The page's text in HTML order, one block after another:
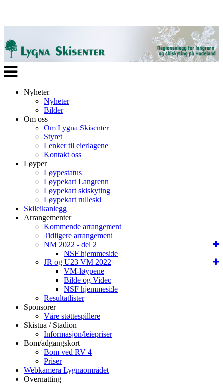
Veksle
navigasjon
Nyheter
Nyheter
Bilder
Om oss
Om Lygna Skisenter
Styret
Lenker til eierlagene
Kontakt oss
Løyper
Løypestatus
Løypekart Langrenn
Løypekart skiskyting
Løypekart rulleski
Skileikanlegg
Arrangementer
Kommende arrangement
Tidligere arrangement
NM 2022 - del 2
NSF hjemmeside
JR og U23 VM 2022
VM-løypene
Bilde og Video
NSF hjemmeside
Resultatlister
Sponsorer
Våre støttespillere
Skistua / Stadion
Informasjon/leiepriser
Bom/adgangskort
Bom ved RV 4
Priser
Webkamera Lygnaområdet
Overnatting